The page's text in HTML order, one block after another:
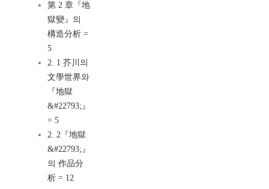
第 2 章『地
獄變』의
構造分析 =
5
2. 1 芥川의
文學世界와
『地獄
&#22793;』
= 5
2. 2『地獄
&#22793;』
의 作品分
析 = 12